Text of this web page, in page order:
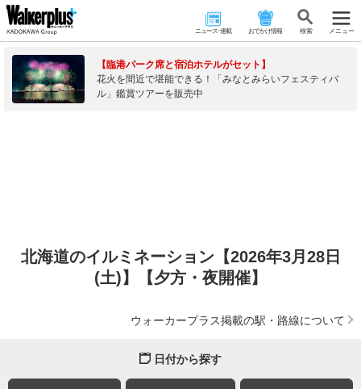
ニュース･連載 おでかけ情報 検 索 メニュー
【臨港パーク席と宿泊ホテルがセット】
花火を間近で堪能できる！「みなとみらいフェスティバ
ル」鑑賞ツアーを販売中
北海道のイルミネーション【2026年3月28日
(土)】【夕方・夜開催】
ウォーカープラス掲載の駅・路線について
日付から探す